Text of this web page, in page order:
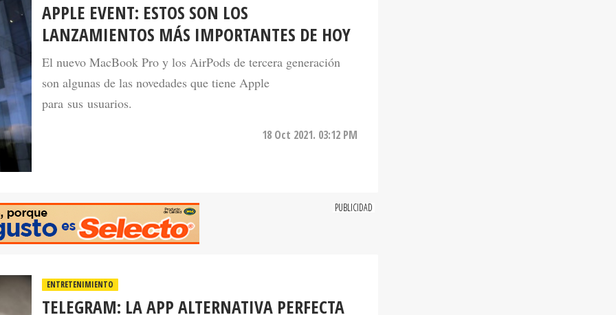
APPLE EVENT: ESTOS SON LOS
LANZAMIENTOS MÁS IMPORTANTES DE HOY
El nuevo MacBook Pro y los AirPods de tercera generación
son algunas de las novedades que tiene Apple
para sus usuarios.
18 Oct 2021. 03:12 PM
ENTRETENIMIENTO
TELEGRAM: LA APP ALTERNATIVA PERFECTA